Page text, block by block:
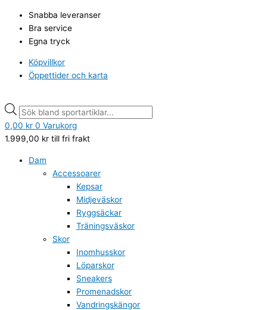
innehåll
Snabba leveranser
Bra service
Egna tryck
Köpvillkor
Öppettider och karta
search
0,00 kr 0 Varukorg
1.999,00 kr till fri frakt
Dam
Accessoarer
Kepsar
Midjeväskor
Ryggsäckar
Träningsväskor
Skor
Inomhusskor
Löparskor
Sneakers
Promenadskor
Vandringskängor
search
Zest
Promenadsko
mängd